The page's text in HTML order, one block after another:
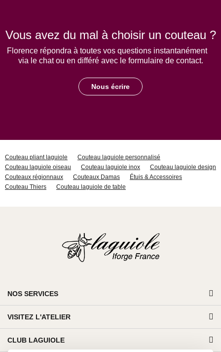
Vous avez du mal à choisir un couteau ?
Florence répondra à toutes vos questions instantanément
via le chat ou en différé avec le formulaire de contact.
Nous écrire
Couteau pliant laguiole
Couteau laguiole personnalisé
Couteau laguiole oiseau
Couteau laguiole inox
Couteau laguiole design
Couteaux régionnaux
Couteaux Damas
Étuis & Accessoires
Couteau Thiers
Couteau laguiole de table
NOS SERVICES
VISITEZ L'ATELIER
CLUB LAGUIOLE